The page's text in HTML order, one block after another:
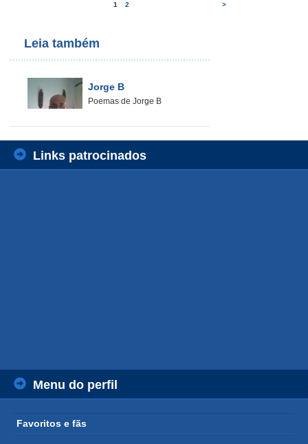
1 2 >
Leia também
Jorge B
Poemas de Jorge B
Links patrocinados
Menu do perfil
Favoritos e fãs